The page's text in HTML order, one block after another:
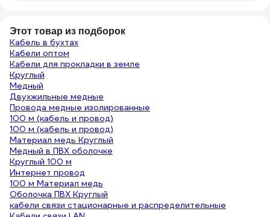
Этот товар из подборок
Кабель в бухтах
Кабели оптом
Кабели для прокладки в земле
Круглый
Медный
Двухжильные медные
Провода медные изолированные
100 м (кабель и провод)
100 м (кабель и провод)
Материал медь Круглый
Медный в ПВХ оболочке
Круглый 100 м
Интернет провод
100 м Материал медь
Оболочка ПВХ Круглый
кабели связи стационарные и распределительные